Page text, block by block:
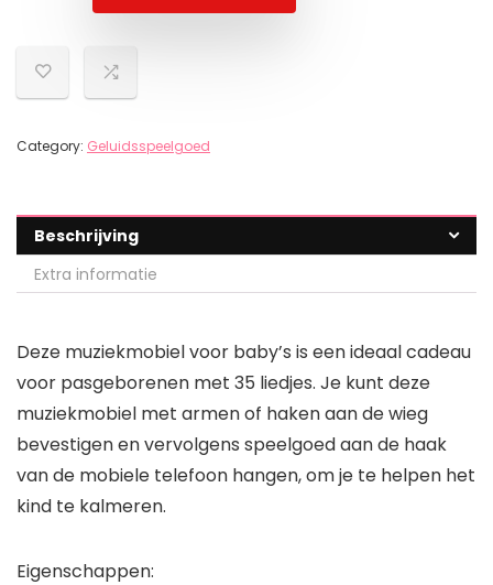
Category: Geluidsspeelgoed
Beschrijving
Extra informatie
Deze muziekmobiel voor baby’s is een ideaal cadeau
voor pasgeborenen met 35 liedjes. Je kunt deze
muziekmobiel met armen of haken aan de wieg
bevestigen en vervolgens speelgoed aan de haak
van de mobiele telefoon hangen, om je te helpen het
kind te kalmeren.
Eigenschappen: